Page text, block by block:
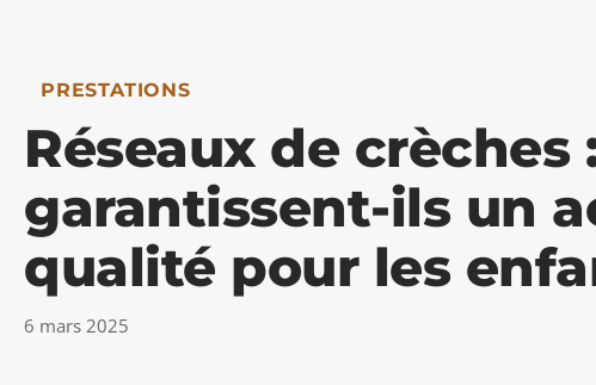
PRESTATIONS
Réseaux de
garantissent-ils un
qualité pour les
6 mars 2025